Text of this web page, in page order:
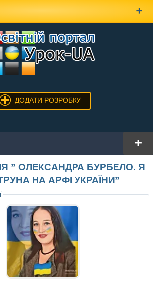
ДОДАТИ РОЗРОБКУ
” ОЛЕКСАНДРА БУРБЕЛО. Я
НА АРФІ УКРАЇНИ”